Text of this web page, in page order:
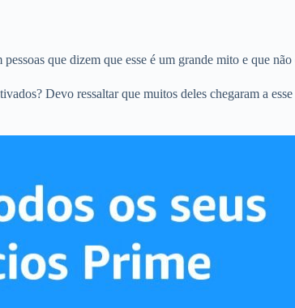
que dizem que esse é um grande mito e que
Devo ressaltar que muitos deles chegaram a